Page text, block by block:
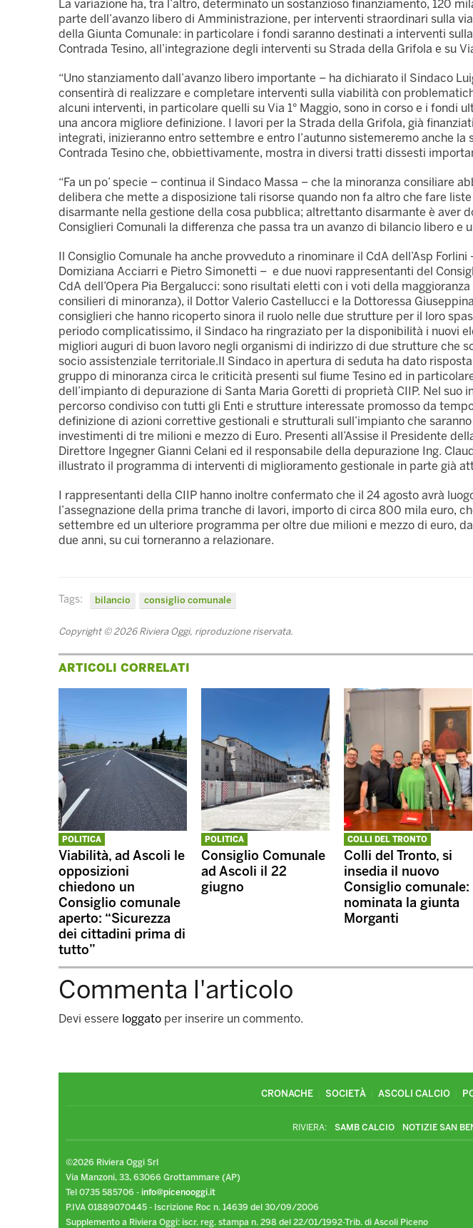
La variazione ha, tra l’altro, determinato un sostanzioso finanziamento, 120
parte dell’avanzo libero di Amministrazione, per interventi straordinari sulla
della Giunta Comunale: in particolare i fondi saranno destinati a interventi
Contrada Tesino, all’integrazione degli interventi su Strada della Grifola e su
“Uno stanziamento dall’avanzo libero importante – ha dichiarato il Sindaco
consentirà di realizzare e completare interventi sulla viabilità con
alcuni interventi, in particolare quelli su Via 1° Maggio, sono in corso e i fondi
una ancora migliore definizione. I lavori per la Strada della Grifola, già
integrati, inizieranno entro settembre e entro l’autunno sistemeremo anche la
Contrada Tesino che, obbiettivamente, mostra in diversi tratti dissesti
“Fa un po’ specie – continua il Sindaco Massa – che la minoranza consiliare
delibera che mette a disposizione tali risorse quando non fa altro che fare
disarmante nella gestione della cosa pubblica; altrettanto disarmante è aver
Consiglieri Comunali la differenza che passa tra un avanzo di bilancio libero e
Il Consiglio Comunale ha anche provveduto a rinominare il CdA dell’Asp
Domiziana Acciarri e Pietro Simonetti – e due nuovi rappresentanti del
CdA dell’Opera Pia Bergalucci: sono risultati eletti con i voti della
consilieri di minoranza), il Dottor Valerio Castellucci e la Dottoressa
consiglieri che hanno ricoperto sinora il ruolo nelle due strutture per il loro
periodo complicatissimo, il Sindaco ha ringraziato per la disponibilità i nuovi
migliori auguri di buon lavoro negli organismi di indirizzo di due strutture che
socio assistenziale territoriale.Il Sindaco in apertura di seduta ha dato
gruppo di minoranza circa le criticità presenti sul fiume Tesino ed in
dell’impianto di depurazione di Santa Maria Goretti di proprietà CIIP. Nel suo
percorso condiviso con tutti gli Enti e strutture interessate promosso da
definizione di azioni correttive gestionali e strutturali sull’impianto che
investimenti di tre milioni e mezzo di Euro. Presenti all’Assise il Presidente
Direttore Ingegner Gianni Celani ed il responsabile della depurazione Ing.
illustrato il programma di interventi di miglioramento gestionale in parte già
I rappresentanti della CIIP hanno inoltre confermato che il 24 agosto avrà
l’assegnazione della prima tranche di lavori, importo di circa 800 mila euro,
settembre ed un ulteriore programma per oltre due milioni e mezzo di euro,
due anni, su cui torneranno a relazionare.
Tags: bilancio consiglio comunale
Copyright © 2026 Riviera Oggi, riproduzione riservata.
ARTICOLI CORRELATI
POLITICA
Viabilità, ad Ascoli le
opposizioni
chiedono un
Consiglio comunale
aperto: “Sicurezza
dei cittadini prima di
tutto”
POLITICA
Consiglio Comunale
ad Ascoli il 22
giugno
COLLI DEL TRONTO
Colli del Tronto, si
insedia il nuovo
Consiglio comunale:
nominata la giunta
Morganti
Commenta l'articolo
Devi essere loggato per inserire un commento.
CRONACHE SOCIETÀ ASCOLI CALCIO
RIVIERA: SAMB CALCIO NOTIZIE SAN
©2026 Riviera Oggi Srl
Via Manzoni, 33, 63066 Grottammare (AP)
Tel 0735 585706 - info@picenooggi.it
P.IVA 01889070445 - Iscrizione Roc n. 14639 del 30/09/2006
Supplemento a Riviera Oggi: iscr. reg. stampa n. 298 del 22/01/1992-Trib. di Ascoli Piceno